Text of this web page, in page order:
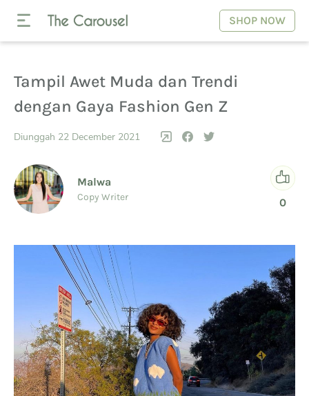
SHOP NOW
Tampil Awet Muda dan Trendi
dengan Gaya Fashion Gen Z
Diunggah 22 December 2021
Malwa
Copy Writer 0